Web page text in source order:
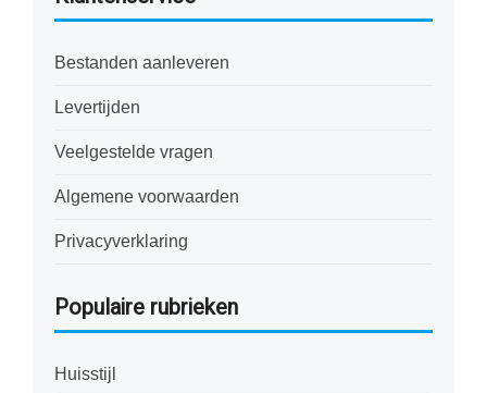
Bestanden aanleveren
Levertijden
Veelgestelde vragen
Algemene voorwaarden
Privacyverklaring
Populaire rubrieken
Huisstijl